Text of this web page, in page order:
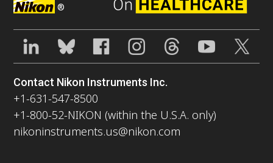
®
Contact Nikon Instruments Inc.
+1-631-547-8500
+1-800-52-NIKON (within the U.S.A. only)
nikoninstruments.us@nikon.com